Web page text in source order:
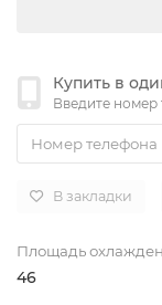
Купить в
Введите
В закладки
Площадь
46